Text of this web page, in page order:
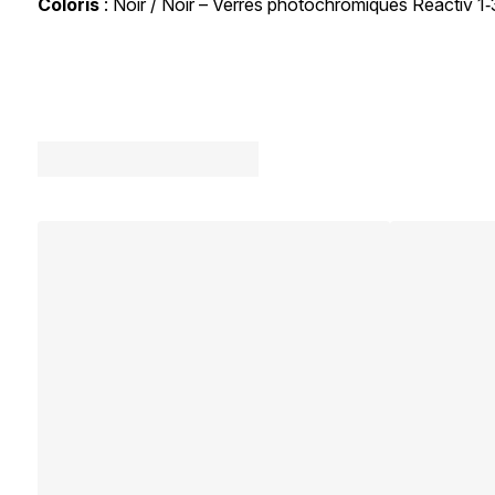
Coloris : Noir / Noir – Verres photochromiques Reactiv